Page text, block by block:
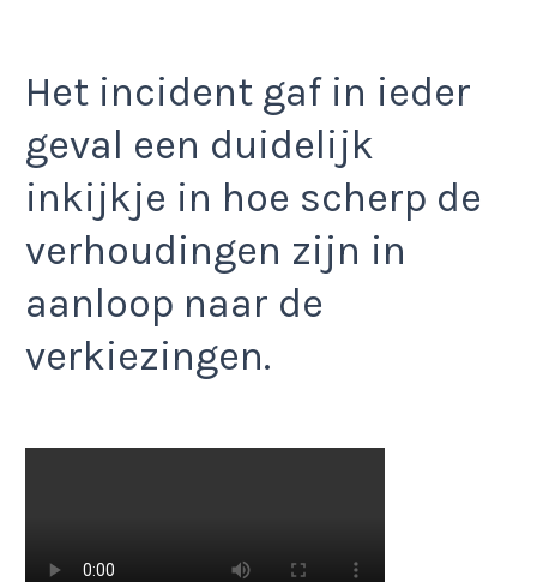
Het incident gaf in ieder
geval een duidelijk
inkijkje in hoe scherp de
verhoudingen zijn in
aanloop naar de
verkiezingen.